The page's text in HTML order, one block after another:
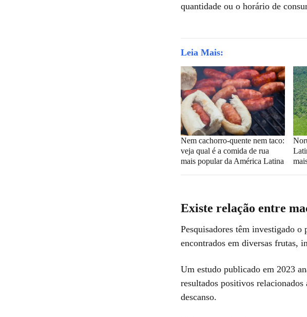
quantidade ou o horário de
Leia Mais:
Nem cachorro-quente nem taco:
veja qual é a comida de rua
mais popular da América Latina
Existe relação entre
Pesquisadores têm investigado
encontrados em diversas frutas,
Um estudo publicado em 2023
resultados positivos relacionados
descanso.